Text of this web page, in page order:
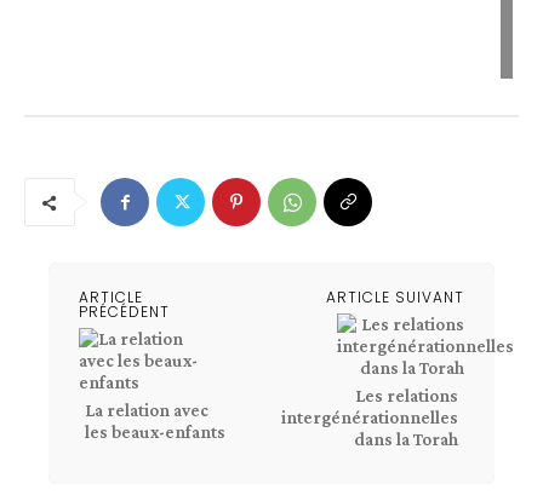
ARTICLE
PRÉCÉDENT
La relation avec
les beaux-enfants
ARTICLE SUIVANT
Les relations
intergénérationnelles
dans la Torah